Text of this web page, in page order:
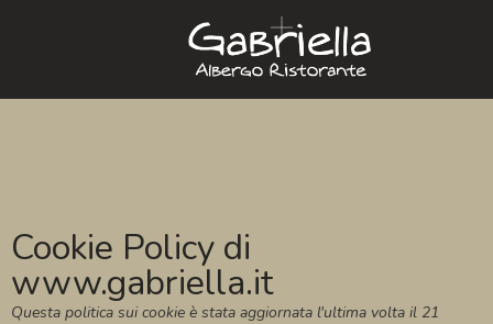
Cookie Policy di
www.gabriella.it
Questa politica sui cookie è stata aggiornata l'ultima volta il 21